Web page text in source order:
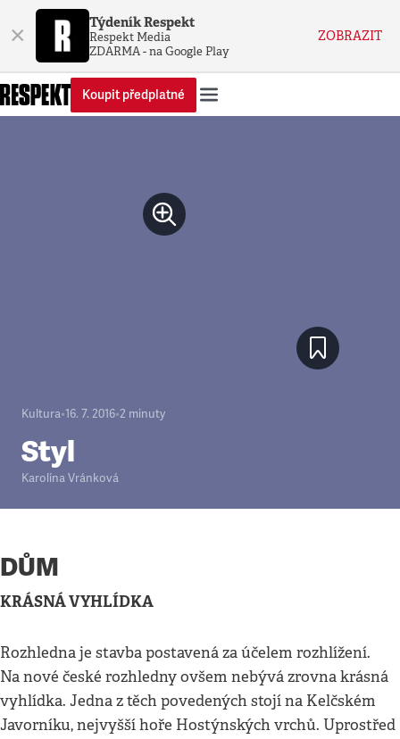
× Týdeník Respekt
Respekt Media
ZDARMA - na Google Play
ZOBRAZIT
Koupit předplatné
Kultura•16. 7. 2016•2 minuty
Styl
Karolína Vránková
DŮM
KRÁSNÁ VYHLÍDKA
Rozhledna je stavba postavená za účelem rozhlížení.
Na nové české rozhledny ovšem nebývá zrovna krásná
vyhlídka. Jedna z těch povedených stojí na Kelčském
Javorníku, nejvyšší hoře Hostýnských vrchů. Uprostřed